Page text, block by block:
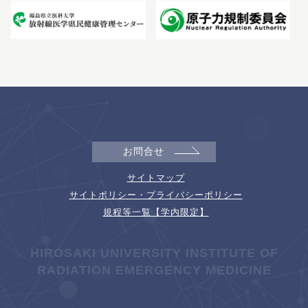
お問合せ
サイトマップ
サイトポリシー・プライバシーポリシー
規程等一覧【学内限定】
HIROSAKI UNIVERSITY INSTITUTE OF
RADIATION EMERGENCY MEDICINE